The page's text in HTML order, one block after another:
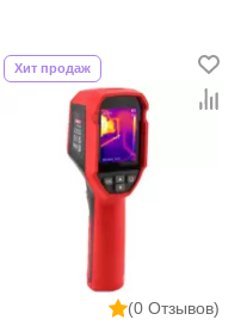
(0 Отзывов)
Хит продаж